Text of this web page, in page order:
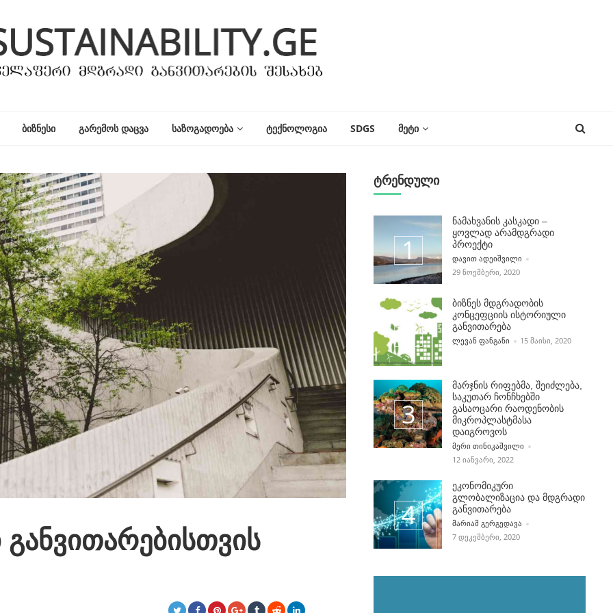
ᲑᲘᲖᲜᲔᲡᲘ ᲒᲐᲠᲔᲛᲝᲡ ᲓᲐᲪᲕᲐ ᲡᲐᲖᲝᲒᲐᲓᲝᲔᲑᲐ ᲢᲔᲥᲜᲝᲚᲝᲒᲘᲐ SDGS ᲛᲔᲢᲘ
ტრენდული
ნამახვანის კასკადი –
ყოვლად არამდგრადი
პროექტი
POSTED BY
ᲓᲐᲕᲘᲗ ᲐᲓᲔᲘᲨᲕᲘᲚᲘ
29 ᲜᲝᲔᲛᲑᲔᲠᲘ, 2020
ბიზნეს მდგრადობის
კონცეფციის ისტორიული
განვითარება
POSTED BY
ᲚᲔᲕᲐᲜ ᲤᲐᲜᲒᲐᲜᲘ 15 ᲛᲐᲘᲡᲘ, 2020
მარჯნის რიფებმა, შეიძლება,
საკუთარ ჩონჩხებში
გასაოცარი რაოდენობის
მიკროპლასტმასა
დაიგროვოს
POSTED BY
ᲛᲔᲠᲘ ᲗᲘᲜᲘᲙᲐᲨᲕᲘᲚᲘ
12 ᲘᲐᲜᲕᲐᲠᲘ, 2022
ეკონომიკური
გლობალიზაცია და მდგრადი
განვითარება
POSTED BY
ᲛᲐᲠᲘᲐᲛ ᲒᲔᲠᲒᲔᲓᲐᲕᲐ
7 ᲓᲔᲙᲔᲛᲑᲔᲠᲘ, 2020